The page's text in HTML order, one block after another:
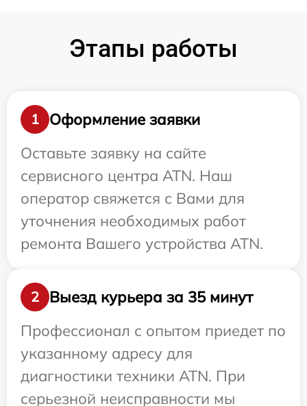
Этапы работы
1
Оформление заявки
Оставьте заявку на сайте
сервисного центра ATN. Наш
оператор свяжется с Вами для
уточнения необходимых работ
ремонта Вашего устройства ATN.
2
Выезд курьера за 35 минут
Профессионал с опытом приедет по
указанному адресу для
диагностики техники ATN. При
серьезной неисправности мы